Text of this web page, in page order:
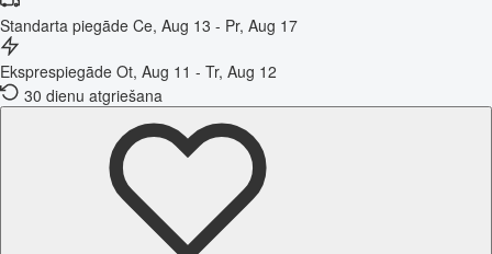
Standarta piegāde Ce, Aug 13 - Pr, Aug 17
Eksprespiegāde Ot, Aug 11 - Tr, Aug 12
30 dienu atgriešana